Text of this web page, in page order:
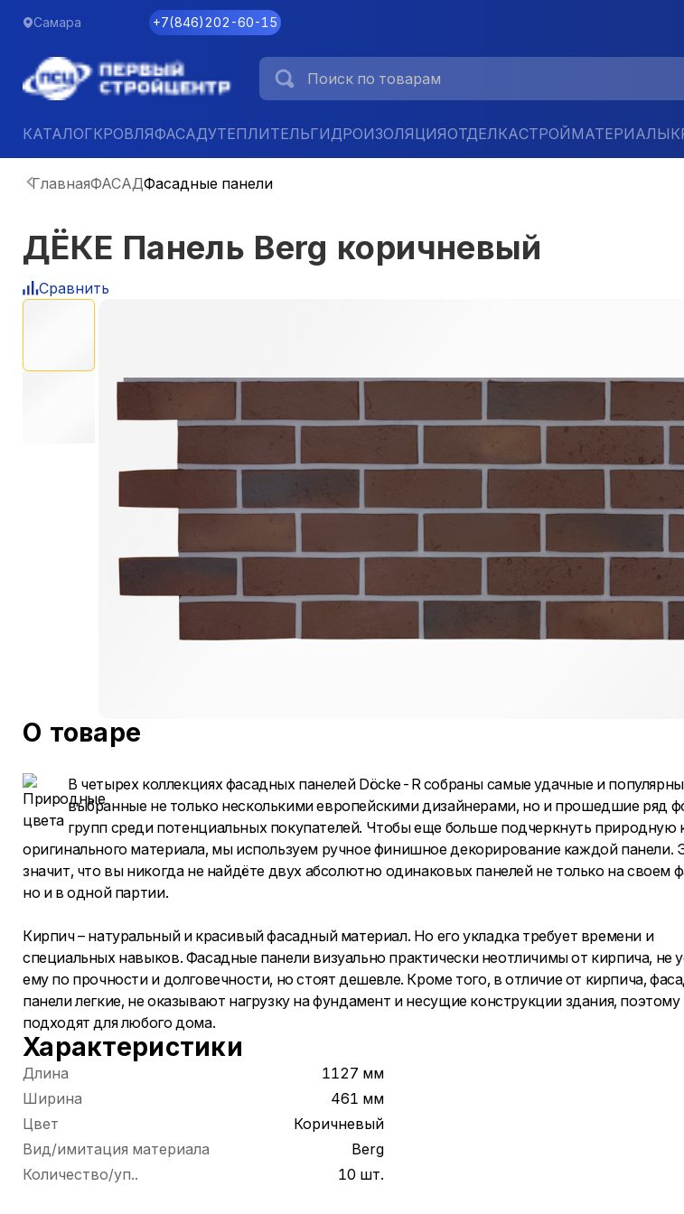
Самара +7(846)202-60-15
КАТАЛОГКРОВЛЯФАСАДУТЕПЛИТЕЛЬГИДРОИЗОЛЯЦИЯОТДЕЛКАСТРОЙМАТЕРИАЛЫ
ГлавнаяФАСАДФасадные панели
ДЁКЕ Панель Berg коричневый
Сравнить
О товаре
В четырех коллекциях фасадных панелей Döcke-R собраны самые удачные и
выбранные не только несколькими европейскими дизайнерами, но и прошедшие ряд
групп среди потенциальных покупателей. Чтобы еще больше подчеркнуть природную
оригинального материала, мы используем ручное финишное декорирование каждой панели.
значит, что вы никогда не найдёте двух абсолютно одинаковых панелей не только на своем
но и в одной партии.
Кирпич – натуральный и красивый фасадный материал. Но его укладка требует времени и
специальных навыков. Фасадные панели визуально практически неотличимы от кирпича, не
ему по прочности и долговечности, но стоят дешевле. Кроме того, в отличие от кирпича,
панели легкие, не оказывают нагрузку на фундамент и несущие конструкции здания, поэтому
подходят для любого дома.
Характеристики
Длина
1127 мм
Ширина
461 мм
Цвет
Коричневый
Вид/имитация материала
Bеrg
Количество/уп..
10 шт.